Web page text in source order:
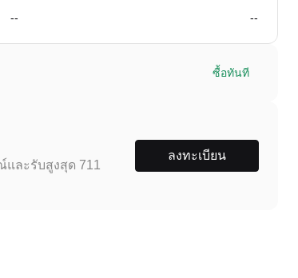
-- --
ซื้อทันที
ละรับสูงสุด 711
ลงทะเบียน